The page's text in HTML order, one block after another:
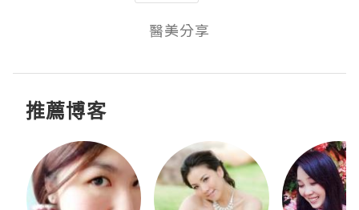
醫美分享
推薦博客